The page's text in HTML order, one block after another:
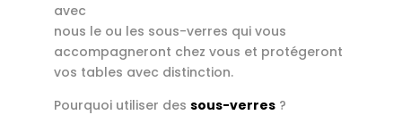
avec
nous le ou les sous-verres qui vous
accompagneront chez vous et protégeront
vos tables avec distinction.
Pourquoi utiliser des sous-verres?